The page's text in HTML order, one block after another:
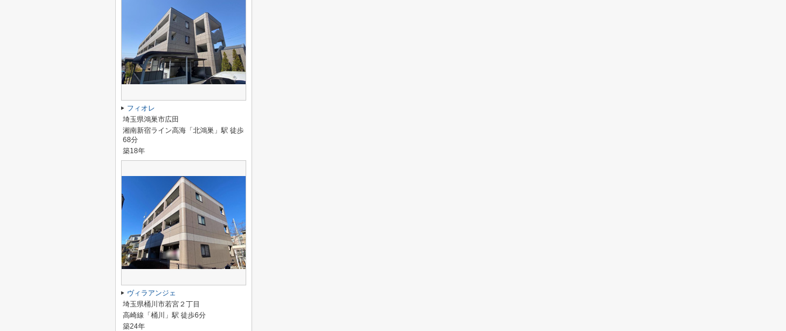
フィオレ
埼玉県鴻巣市広田
湘南新宿ライン高海「北鴻巣」駅 徒歩
68分
築18年
ヴィラアンジェ
埼玉県桶川市若宮２丁目
高崎線「桶川」駅 徒歩6分
築24年